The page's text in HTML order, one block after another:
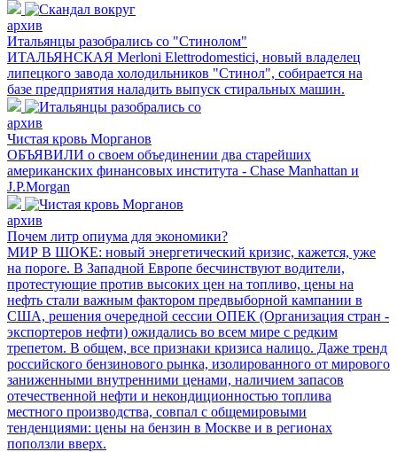
архив
Итальянцы разобрались со "Стинолом"
ИТАЛЬЯНСКАЯ Merloni Elettrodomestici, новый владелец
липецкого завода холодильников "Стинол", собирается на
базе предприятия наладить выпуск стиральных машин.
архив
Чистая кровь Морганов
ОБЪЯВИЛИ о своем объединении два старейших
американских финансовых института - Chase Manhattan и
J.P.Morgan
архив
Почем литр опиума для экономики?
МИР В ШОКЕ: новый энергетический кризис, кажется, уже
на пороге. В Западной Европе бесчинствуют водители,
протестующие против высоких цен на топливо, цены на
нефть стали важным фактором предвыборной кампании в
США, решения очередной сессии ОПЕК (Организация стран -
экспортеров нефти) ожидались во всем мире с редким
трепетом. В общем, все признаки кризиса налицо. Даже тренд
российского бензинового рынка, изолированного от мирового
заниженными внутренними ценами, наличием запасов
отечественной нефти и некондиционностью топлива
местного производства, совпал с общемировыми
тенденциями: цены на бензин в Москве и в регионах
поползли вверх.